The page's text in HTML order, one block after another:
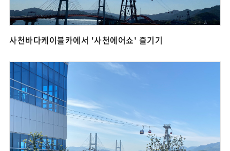
사천바다케이블카에서 '사천에어쇼' 즐기기